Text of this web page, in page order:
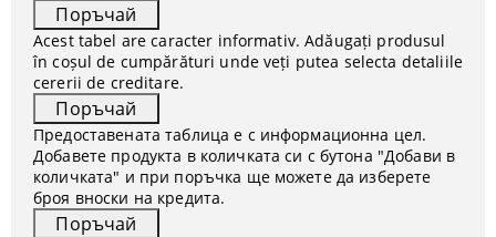
Acest tabel are caracter informativ. Adăugați produsul
în coșul de cumpărături unde veți putea selecta detaliile
cererii de creditare.
Предоставената таблица е с информационна цел.
Добавете продукта в количката си с бутона "Добави в
количката" и при поръчка ще можете да изберете
броя вноски на кредита.